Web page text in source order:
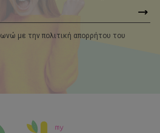
με την πολιτική απορρήτου του